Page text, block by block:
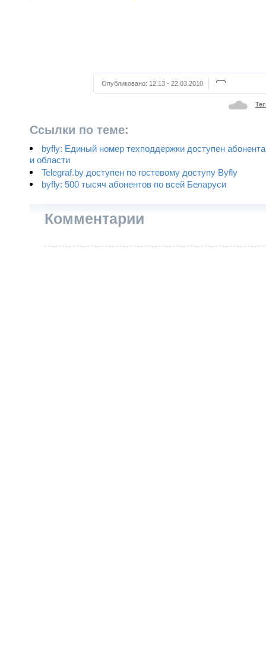
Опубликовано: 12:13 - 22.03.2010
Ссылки по теме:
byfly: Единый номер техподдержки доступен
и области
Telegraf.by доступен по гостевому доступу Byfly
byfly: 500 тысяч абонентов по всей Беларуси
Комментарии